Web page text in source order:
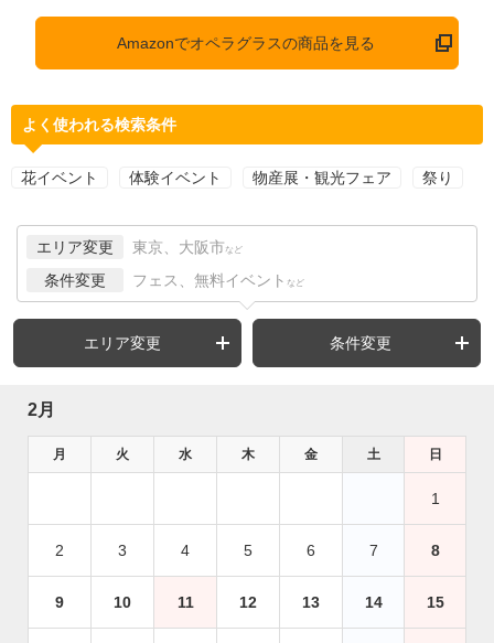
Amazonでオペラグラスの商品を見る
よく使われる検索条件
花イベント 体験イベント 物産展・観光フェア 祭り
エリア変更 東京、大阪市 など
条件変更 フェス、無料イベント など
エリア変更 条件変更
2月
月 火 水 木 金 土 日
1
2 3 4 5 6 7 8
9 10 11 12 13 14 15